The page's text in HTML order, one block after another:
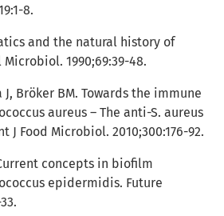
8.
and the natural history of
1990;69:39-48.
Bröker BM. Towards the immune
aureus – The anti-S. aureus
J Food Microbiol. 2010;300:176-92.
concepts in biofilm
epidermidis. Future